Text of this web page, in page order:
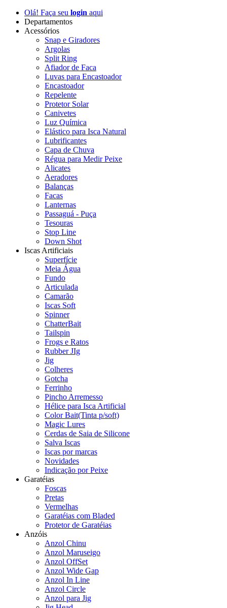
Olá! Faça seu login aqui
Departamentos
Acessórios
Snap e Giradores
Argolas
Split Ring
Afiador de Faca
Luvas para Encastoador
Encastoador
Repelente
Protetor Solar
Canivetes
Luz Química
Elástico para Isca Natural
Lubrificantes
Capa de Chuva
Régua para Medir Peixe
Alicates
Aeradores
Balanças
Facas
Lanternas
Passaguá - Puça
Tesouras
Stop Line
Down Shot
Iscas Artificiais
Superfície
Meia Água
Fundo
Articulada
Camarão
Iscas Soft
Spinner
ChatterBait
Tailspin
Frogs e Ratos
Rubber JIg
Jig
Colheres
Gotcha
Ferrinho
Pincho Arremesso
Hélice para Isca Artificial
Color Bait(Tinta p/soft)
Magic Lures
Cerdas de Saia de Silicone
Salva Iscas
Iscas por marcas
Novidades
Indicação por Peixe
Garatéias
Foscas
Pretas
Vermelhas
Garatéias com Bladed
Protetor de Garatéias
Anzóis
Anzol Chinu
Anzol Maruseigo
Anzol OffSet
Anzol Wide Gap
Anzol In Line
Anzol Circle
Anzol para Jig